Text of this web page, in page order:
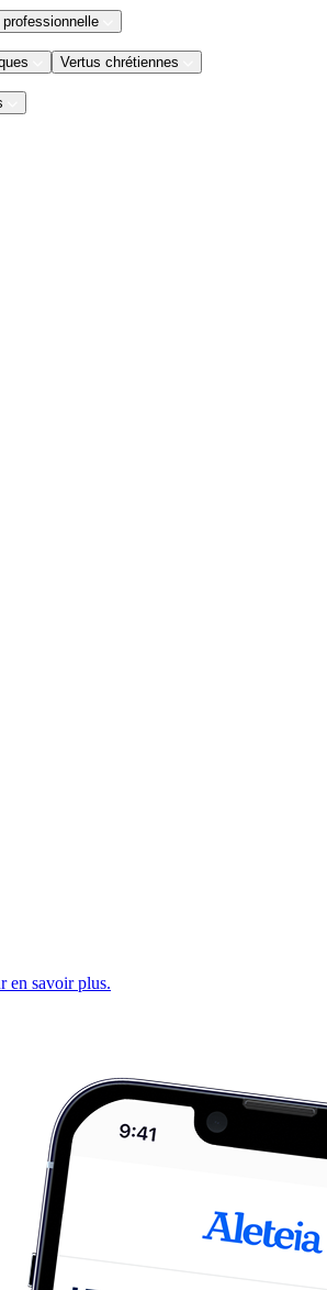
Vertus chrétiennes
en savoir plus.